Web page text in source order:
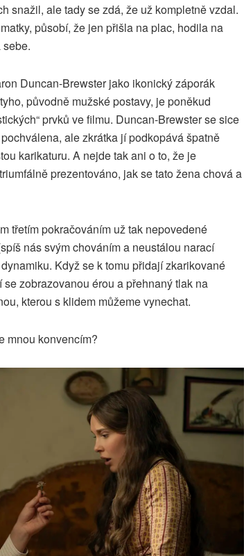
snažil, ale tady se zdá, že už kompletně vzdal.
působí, že jen přišla na plac, hodila na
Duncan-Brewster jako ikonický záporák
původně mužské postavy, je poněkud
prvků ve filmu. Duncan-Brewster se sice
ale zkrátka jí podkopává špatně
karikaturu. A nejde tak ani o to, že je
prezentováno, jak se tato žena chová a
třetím pokračováním už tak nepovedené
nás svým chováním a neustálou narací
Když se k tomu přidají zkarikované
se zobrazovanou érou a přehnaný tlak na
kterou s klidem můžeme vynechat.
mnou konvencím?